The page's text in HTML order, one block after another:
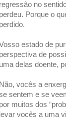
regressão no
perdeu. Porque o
perdido.
estado de
perspectiva de
uma delas doente,
Não, vocês a
sentem e se
por muitos dos
levar vocês a uma